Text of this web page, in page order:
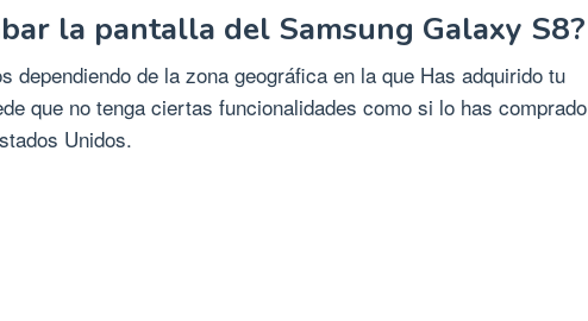
la pantalla del Samsung Galaxy S8?
dependiendo de la zona geográfica en la que Has adquirido tu
que no tenga ciertas funcionalidades como si lo has comprado
Unidos.